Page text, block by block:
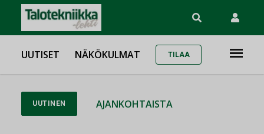
UUTISET NÄKÖKULMAT TILAA
UUTINEN AJANKOHTAISTA